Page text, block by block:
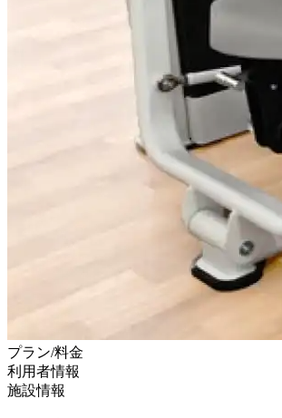
プラン/料金
利用者情報
施設情報